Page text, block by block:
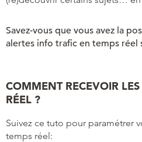
Savez-vous que vous avez la
alertes info trafic en temps
COMMENT RECEVOIR
RÉEL ?
Suivez ce tuto pour paramétrer
temps réel: